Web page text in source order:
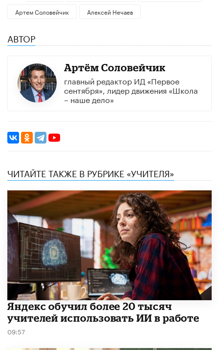
Артем Соловейчик
Алексей Нечаев
АВТОР
Артём Соловейчик
главный редактор ИД «Первое
сентября», лидер движения «Школа
– наше дело»
ЧИТАЙТЕ ТАКЖЕ В РУБРИКЕ «УЧИТЕЛЯ»
​Яндекс обучил более 20 тысяч
учителей использовать ИИ в работе
09:57